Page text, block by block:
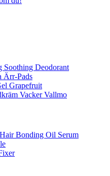
Deodorant
Grapefruit
Vacker Vallmo
Bonding Oil Serum